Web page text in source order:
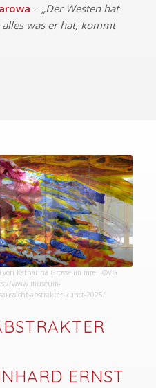
– „Der Westen hat
was er hat, kommt
Katharina Grosse im mre. ©VG
www.museum-
abstrakter-kunst-2025/
ERNST